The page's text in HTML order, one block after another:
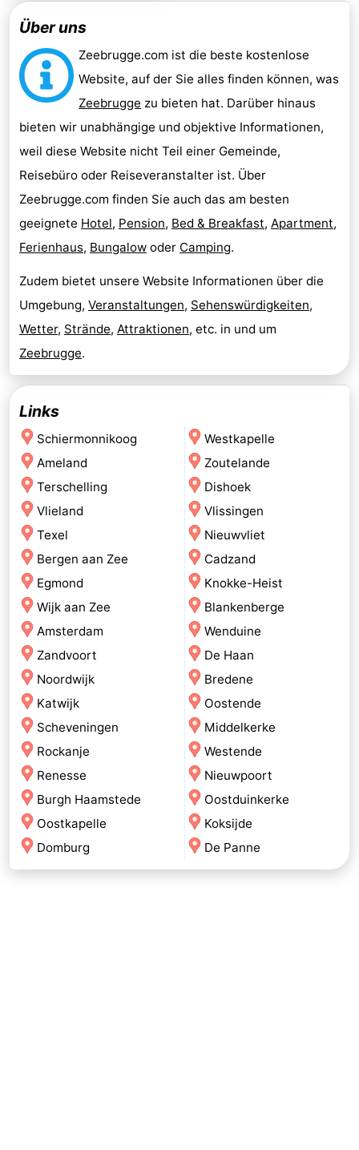
Über uns
Zeebrugge.com ist die beste kostenlose
Website, auf der Sie alles finden können, was
Zeebrugge zu bieten hat. Darüber hinaus
bieten wir unabhängige und objektive Informationen,
weil diese Website nicht Teil einer Gemeinde,
Reisebüro oder Reiseveranstalter ist. Über
Zeebrugge.com finden Sie auch das am besten
geeignete Hotel, Pension, Bed & Breakfast, Apartment,
Ferienhaus, Bungalow oder Camping.
Zudem bietet unsere Website Informationen über die
Umgebung, Veranstaltungen, Sehenswürdigkeiten,
Wetter, Strände, Attraktionen, etc. in und um
Zeebrugge.
Links
Schiermonnikoog
Ameland
Terschelling
Vlieland
Texel
Bergen aan Zee
Egmond
Wijk aan Zee
Amsterdam
Zandvoort
Noordwijk
Katwijk
Scheveningen
Rockanje
Renesse
Burgh Haamstede
Oostkapelle
Domburg
Westkapelle
Zoutelande
Dishoek
Vlissingen
Nieuwvliet
Cadzand
Knokke-Heist
Blankenberge
Wenduine
De Haan
Bredene
Oostende
Middelkerke
Westende
Nieuwpoort
Oostduinkerke
Koksijde
De Panne